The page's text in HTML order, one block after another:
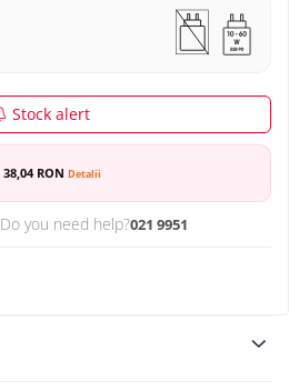
Stock alert
38,04 RON Detalii
Do you need help?021 9951